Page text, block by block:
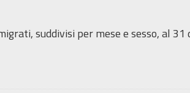
suddivisi per mese e sesso, al 31